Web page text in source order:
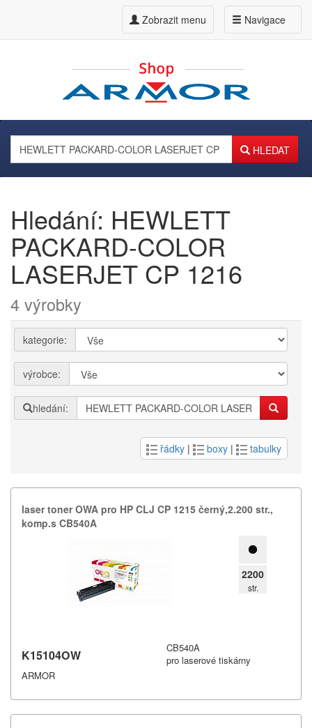
Navigace
Zobrazit menu
HLEDAT
Hledání: HEWLETT
PACKARD-COLOR
LASERJET CP 1216
4 výrobky
kategorie:
výrobce:
hledání:
řádky | boxy | tabulky
laser toner OWA pro HP CLJ CP 1215 černý,​2.​200 str.​,​
komp.​s CB540A
2200
str.
K15104OW
ARMOR
CB540A
pro laserové tiskárny